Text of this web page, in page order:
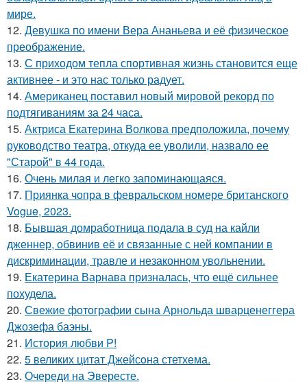
мире.
12. Девушка по имени Вера Ананьева и её физическое
преображение.
13. С приходом тепла спортивная жизнь становится еще
активнее - и это нас только радует.
14. Американец поставил новый мировой рекорд по
подтягиваниям за 24 часа.
15. Актриса Екатерина Волкова предположила, почему
руководство театра, откуда ее уволили, назвало ее
"Старой" в 44 года.
16. Очень милая и легко запоминающаяся.
17. Приянка чопра в февральском номере британского
Vogue, 2023.
18. Бывшая домработница подала в суд на кайли
дженнер, обвинив её и связанные с ней компании в
дискриминации, травле и незаконном увольнении.
19. Екатерина Варнава призналась, что ещё сильнее
похудела.
20. Свежие фотографии сына Арнольда шварценеггера
Джозефа баэны.
21. История любви P!
22. 5 великих цитат Джейсoна стетхема.
23. Очереди на Эвересте.